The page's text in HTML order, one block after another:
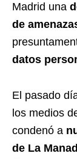
Madrid una
de
datos
El pasado
los medios
condenó a
de La